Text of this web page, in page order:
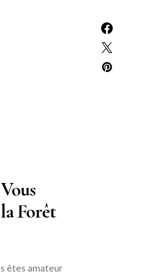
Forêt
êtes amateur